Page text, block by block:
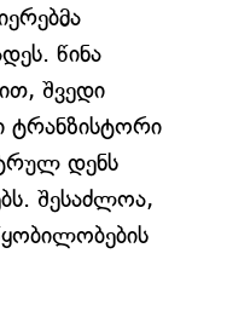
წინა
შვედი
ტრანზისტორი
დენს
შესაძლოა,